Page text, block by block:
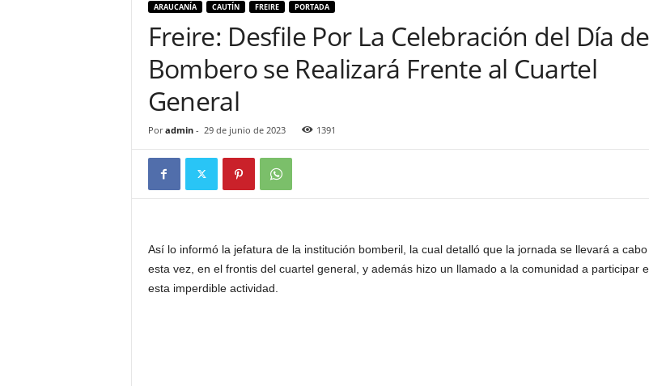
ARAUCANÍA CAUTÍN FREIRE PORTADA
Freire: Desfile Por La Celebración del Día
Bombero se Realizará Frente al Cuartel
General
Por admin- 29 de junio de 2023 1391
Así lo informó la jefatura de la institución bomberil, la cual detalló que la jornada se llevará a cabo
esta vez, en el frontis del cuartel general, y además hizo un llamado a la comunidad a participar
esta imperdible actividad.